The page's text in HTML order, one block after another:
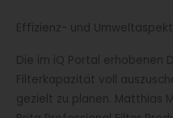
Effizienz- und
Die im iQ Portal erhobenen
Filterkapazität voll
gezielt zu planen. Matthias